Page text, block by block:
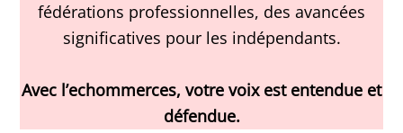
fédérations professionnelles, des avancées
significatives pour les indépendants.
Avec l’echommerces, votre voix est entendue et
défendue.